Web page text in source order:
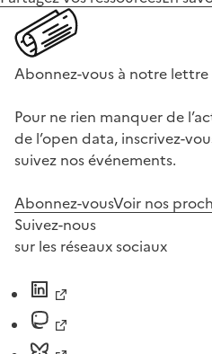
Abonnez-vous à notre
Pour ne rien manquer de
de l’open data, inscrivez-
suivez nos événements.
Abonnez-vousVoir nos
Suivez-nous
sur les réseaux sociaux